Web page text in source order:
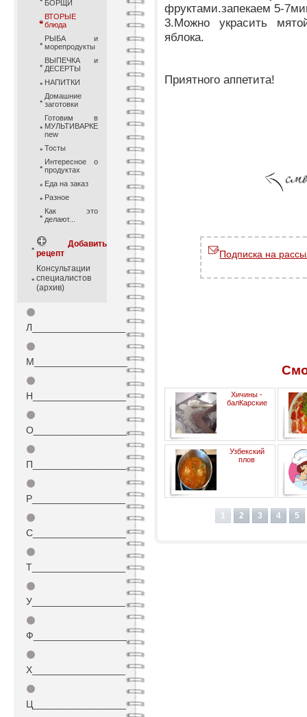
БОРЩИ
ВТОРЫЕ
блюда
РЫБА и
морепродукты
ВЫПЕЧКА и
ДЕСЕРТЫ
НАПИТКИ
Домашние
заготовки
Готовим в
МУЛЬТИВАРКЕ
new
Тосты
Интересное о
продуктах
Еда на заказ
Разное
Как это
делают...
Добавить
рецепт
Консультации
специалистов
(архив)
⚫
Л_________________
⚫
М_________________
⚫
Н_________________
⚫
О_________________
⚫
П_________________
⚫
Р_________________
⚫
С_________________
⚫
Т_________________
⚫
У_________________
⚫
Ф_________________
⚫
Х_________________
⚫
Ц_________________
фруктами.запекаем 5-
3.Можно украсить
яблока.
Приятного аппетита!
Подписка на
Хичины -
балКарские
Узбекский
плов
1 2 3 4 5